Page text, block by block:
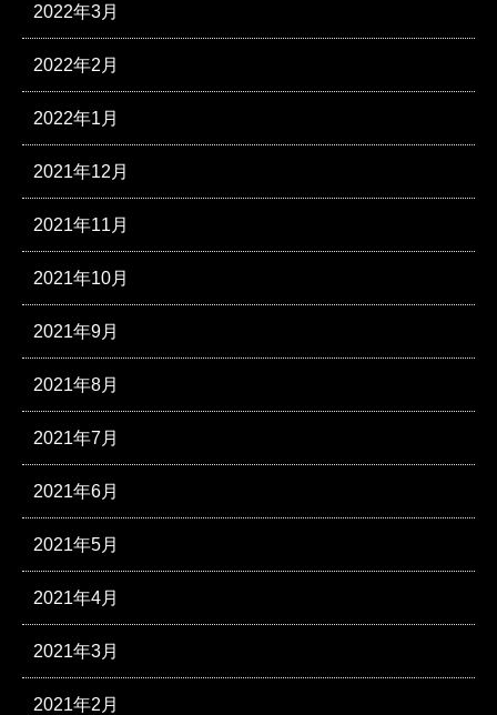
2022年3月
2022年2月
2022年1月
2021年12月
2021年11月
2021年10月
2021年9月
2021年8月
2021年7月
2021年6月
2021年5月
2021年4月
2021年3月
2021年2月